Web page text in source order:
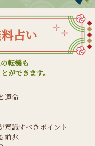
占い
転機も
ができます。
運命
識すべきポイント
前兆